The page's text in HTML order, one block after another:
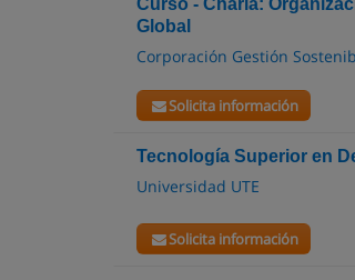
Curso - Charla:
Global
Corporación Gestión
Solicita información
Tecnología Superior en
Universidad UTE
Solicita información